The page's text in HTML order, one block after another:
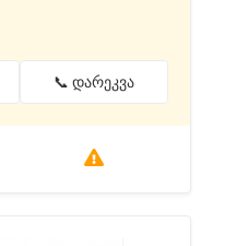
📞 დარეკვა